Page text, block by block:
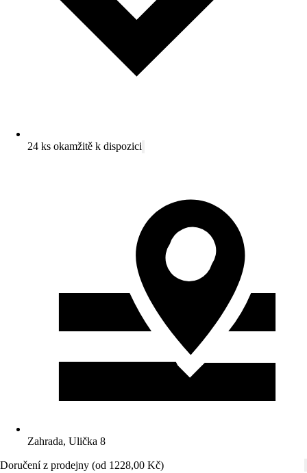
24 ks okamžitě k dispozici
Zahrada, Ulička 8
Doručení z prodejny (od 1228,00 Kč)